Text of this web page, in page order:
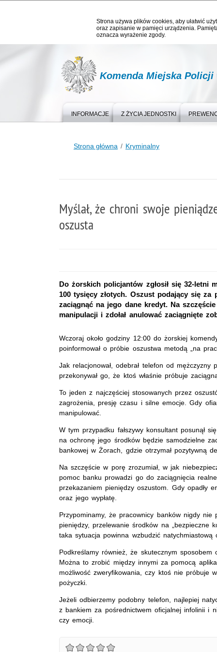
Strona używa plików cookies, aby ułatwić
oraz zapisanie w pamięci urządzenia.
oznacza wyrażenie zgody.
Komenda Miejska Policji
INFORMACJE Z ŻYCIA JEDNOSTKI
Strona główna Kryminalny
Myślał, że chroni swoje
oszusta
Do żorskich policjantów zgłosił się 32-letni
100 tysięcy złotych. Oszust podający się
zaciągnąć na jego dane kredyt. Na
manipulacji i zdołał anulować zaciągnięte
Wczoraj około godziny 12:00 do żorskiej
poinformował o próbie oszustwa metodą „na
Jak relacjonował, odebrał telefon od
przekonywał go, że ktoś właśnie próbuje
To jeden z najczęściej stosowanych przez
zagrożenia, presję czasu i silne emocje. Gdy
manipulować.
W tym przypadku fałszywy konsultant posunął
na ochronę jego środków będzie samodzielne
bankowej w Żorach, gdzie otrzymał pozytywną
Na szczęście w porę zrozumiał, w jak
pomoc banku prowadzi go do zaciągnięcia
przekazaniem pieniędzy oszustom. Gdy opadły
oraz jego wypłatę.
Przypominamy, że pracownicy banków nigdy
pieniędzy, przelewanie środków na „bezpieczne
taka sytuacja powinna wzbudzić natychmiastową
Podkreślamy również, że skutecznym
Można to zrobić między innymi za pomocą
możliwość zweryfikowania, czy ktoś nie próbuje
pożyczki.
Jeżeli odbierzemy podobny telefon, najlepiej
z bankiem za pośrednictwem oficjalnej infolinii i
czy emocji.